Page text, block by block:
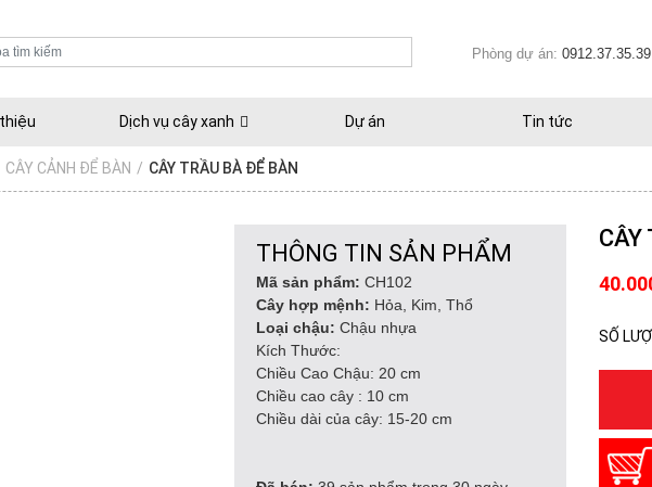
Phòng dự án: 0912.37.35.39
Dịch vụ cây xanh Dự án Tin tức
CÂY CẢNH ĐỂ BÀN / CÂY TRẦU BÀ ĐỂ BÀN
THÔNG TIN SẢN PHẨM
Mã sản phẩm: CH102
Cây hợp mệnh: Hỏa, Kim, Thổ
Loại chậu: Chậu nhựa
Kích Thước:
Chiều Cao Chậu: 20 cm
Chiều cao cây : 10 cm
Chiều dài của cây: 15-20 cm
CÂY
SỐ